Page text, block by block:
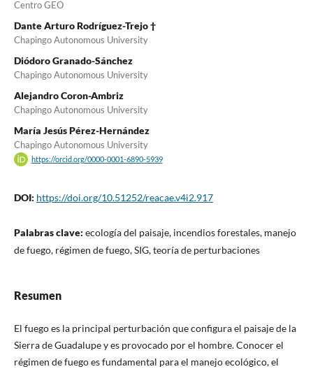
Centro GEO
Dante Arturo Rodríguez-Trejo †
Chapingo Autonomous University
Diódoro Granado-Sánchez
Chapingo Autonomous University
Alejandro Coron-Ambriz
Chapingo Autonomous University
María Jesús Pérez-Hernández
Chapingo Autonomous University
https://orcid.org/0000-0001-6890-5939
DOI: https://doi.org/10.51252/reacae.v4i2.917
Palabras clave: ecología del paisaje, incendios forestales, manejo
de fuego, régimen de fuego, SIG, teoría de perturbaciones
Resumen
El fuego es la principal perturbación que configura el paisaje de la
Sierra de Guadalupe y es provocado por el hombre. Conocer el
régimen de fuego es fundamental para el manejo ecológico, el